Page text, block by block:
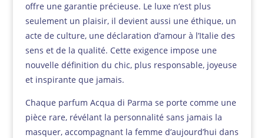
offre une garantie précieuse. Le luxe n’est plus
seulement un plaisir, il devient aussi une éthique, un
acte de culture, une déclaration d’amour à l’Italie des
sens et de la qualité. Cette exigence impose une
nouvelle définition du chic, plus responsable, joyeuse
et inspirante que jamais.
Chaque parfum Acqua di Parma se porte comme une
pièce rare, révélant la personnalité sans jamais la
masquer, accompagnant la femme d’aujourd’hui dans